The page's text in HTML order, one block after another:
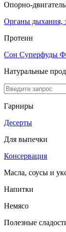
Опорно-
Органы дыхания,
Протеин
Сон Суперфуды
Натуральные
Гарниры
Десерты
Для выпечки
Консервация
Масла, соусы и
Напитки
Немясо
Полезные